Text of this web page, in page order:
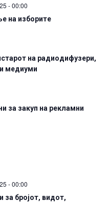
- 00:00
на изборите
на радиодифузери,
медиуми
за закуп на рекламни
- 00:00
бројот, видот,